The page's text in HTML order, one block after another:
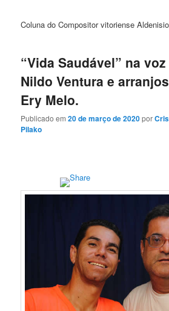
Coluna do Compositor vitoriense
“Vida Saudável” na
Nildo Ventura e
Ery Melo.
Publicado em20 de março de 2020por
Pilako